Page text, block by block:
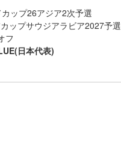
ップ26アジア2次予選
ップサウジアラビア2027予選
フ
日本代表)